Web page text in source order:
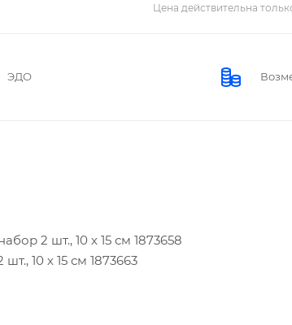
Цена действительна
ЭДО
2 шт., 10 х 15 см 1873658
10 х 15 см 1873663